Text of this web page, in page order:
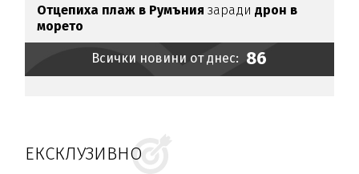
Отцепиха плаж в Румъния зарадидрон в
морето
Всички новини от днес: 86
ЕКСКЛУЗИВНО